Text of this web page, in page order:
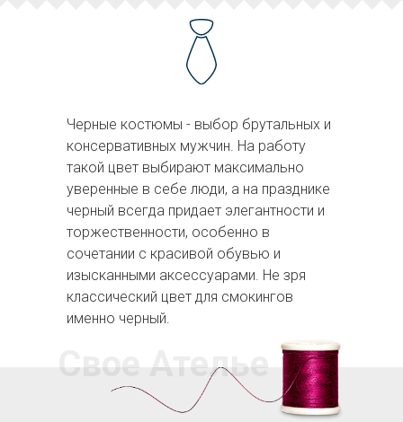
Черные костюмы - выбор брутальных и
консервативных мужчин. На работу
такой цвет выбирают максимально
уверенные в себе люди, а на празднике
черный всегда придает элегантности и
торжественности, особенно в
сочетании с красивой обувью и
изысканными аксессуарами. Не зря
классический цвет для смокингов
именно черный.
Свое Ателье